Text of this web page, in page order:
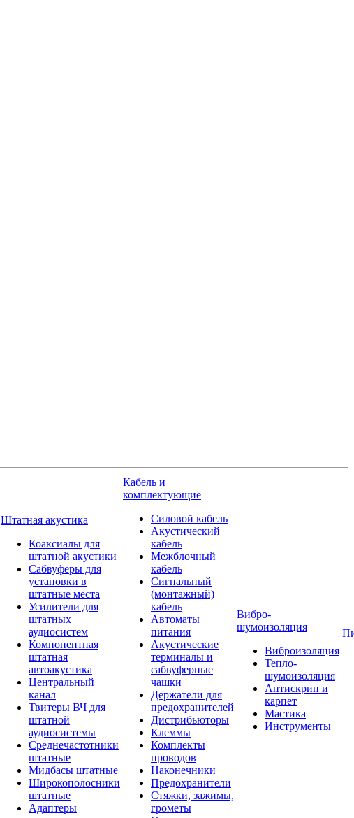
Штатная акустика
Коаксиалы для
штатной акустики
Сабвуферы для
установки в
штатные места
Усилители для
штатных
аудиосистем
Компонентная
штатная
автоакустика
Центральный
канал
Твитеры ВЧ для
штатной
аудиосистемы
Среднечастотники
штатные
Мидбасы штатные
Широкополосники
штатные
Адаптеры
Кабель и
комплектующие
Силовой кабель
Акустический
кабель
Межблочный
кабель
Сигнальный
(монтажный)
кабель
Автоматы
питания
Акустические
терминалы и
сабвуферные
чашки
Держатели для
предохранителей
Дистрибьюторы
Клеммы
Комплекты
проводов
Наконечники
Предохранители
Стяжки, зажимы,
грометы
Вибро-
шумоизоляция
Виброизоляция
Тепло-
шумоизоляция
Антискрип и
карпет
Мастика
Инструменты